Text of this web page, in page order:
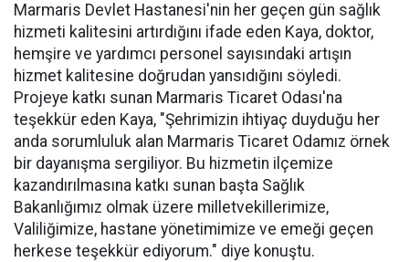
Marmaris Devlet Hastanesi'nin her geçen gün sağlık
hizmeti kalitesini artırdığını ifade eden Kaya, doktor,
hemşire ve yardımcı personel sayısındaki artışın
hizmet kalitesine doğrudan yansıdığını söyledi.
Projeye katkı sunan Marmaris Ticaret Odası'na
teşekkür eden Kaya, "Şehrimizin ihtiyaç duyduğu her
anda sorumluluk alan Marmaris Ticaret Odamız örnek
bir dayanışma sergiliyor. Bu hizmetin ilçemize
kazandırılmasına katkı sunan başta Sağlık
Bakanlığımız olmak üzere milletvekillerimize,
Valiliğimize, hastane yönetimimize ve emeği geçen
herkese teşekkür ediyorum." diye konuştu.